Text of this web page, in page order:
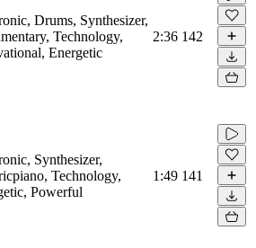
Drums, Synthesizer,
Technology,
Energetic
2:36 142
Synthesizer,
Technology,
Powerful
1:49 141